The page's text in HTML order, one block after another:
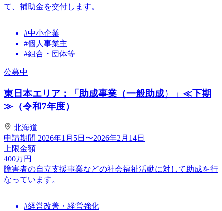
て、補助金を交付します。
#中小企業
#個人事業主
#組合・団体等
公募中
東日本エリア：「助成事業（一般助成）」≪下期
≫（令和7年度）
北海道
申請期間 2026年1月5日〜2026年2月14日
上限金額
400万円
障害者の自立支援事業などの社会福祉活動に対して助成を行
なっています。
#経営改善・経営強化